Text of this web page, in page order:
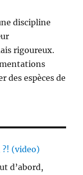
discipline
rigoureux.
des espèces de
?! (video)
d’abord,